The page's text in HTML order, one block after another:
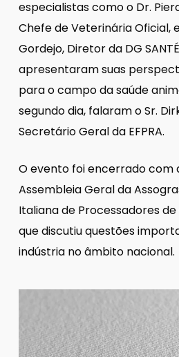
especialistas como o Dr.
Chefe de Veterinária Oficial,
Gordejo, Diretor da DG
apresentaram suas
para o campo da saúde
segundo dia, falaram o Sr.
Secretário Geral da EFPRA.
O evento foi encerrado com
Assembleia Geral da
Italiana de Processadores
que discutiu questões
indústria no âmbito nacional.